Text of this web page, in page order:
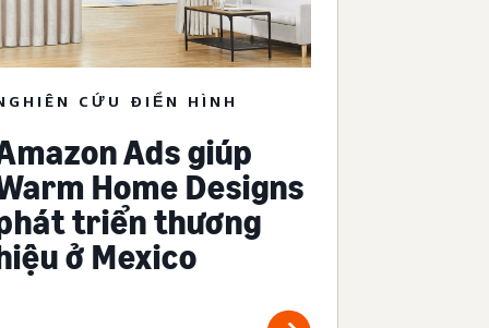
CỨU ĐIỂN HÌNH
Ads giúp
Home Designs
triển thương
ở Mexico